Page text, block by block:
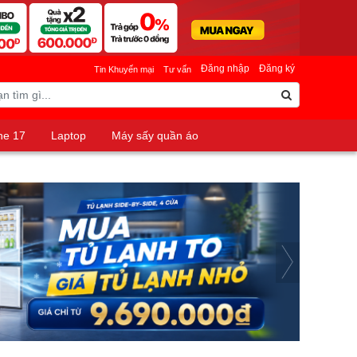
Đăng nhập Đăng ký
Tin Khuyến mại Tư vấn
17 Laptop Máy sấy quần áo